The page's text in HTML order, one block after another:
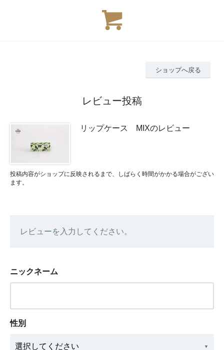
ショップへ戻る
レビュー投稿
リップケース MIXのレビュー
投稿内容がショップに反映されるまで、しばらく時間がかかる場合がござい
ます。
レビューを入力してください。
ニックネーム
性別